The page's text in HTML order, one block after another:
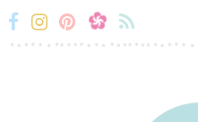
Miss- Miss- Miss-
Flux